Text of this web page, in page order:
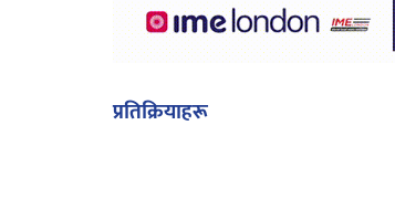
प्रतिक्रियाहरू